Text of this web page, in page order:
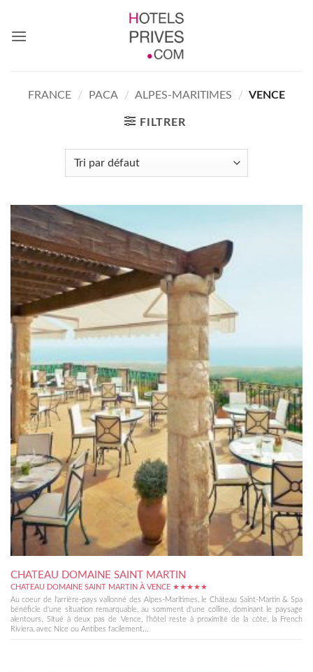
contenu
FRANCE / PACA / ALPES-MARITIMES / VENCE
FILTRER
CHATEAU DOMAINE SAINT MARTIN
CHATEAU DOMAINE SAINT MARTIN À VENCE ★★★★★
Au coeur de l'arrière-pays vallonné des Alpes-Maritimes, le Château Saint-Martin & Spa
bénéficie d'une situation remarquable, au somment d'une colline, dominant le paysage
alentours. Situé à deux pas de Vence, l'hôtel reste à proximité de la côte, la French
Riviera, avec Nice ou Antibes facilement...